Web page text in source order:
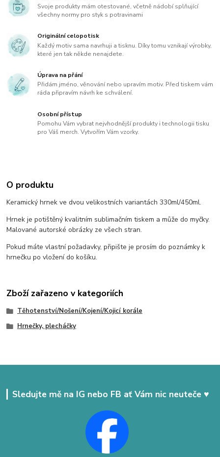
Svoje produkty mám otestované, včetně nádobí splňující
všechny normy pro styk s potravinami
Originální celopotisk
Každý motiv sama navrhuji a tisknu. Díky tomu vznikají výrobky,
které jen tak někde nenajdete.
Úprava na přání
Přidám jméno, věnování nebo upravím motiv. Před tiskem vám
ráda připravím návrh ke schválení.
Osobní přístup
Pomohu Vám vybrat nejvhodnější produkty i technologii tisku
pro Váš merch. Vytvořím Vám vzorky.
O produktu
Keramický hrnek ve dvou velikostních variantách 330ml/450ml.
Hrnek je potištěný kvalitním sublimačním tiskem a může do myčky.
Malované autorské obrázky ze všech stran.
Pokud máte vlastní požadavky, připište je prosím do poznámky k
hrnečku po vložení do košíku.
Zboží zařazeno v kategoriích
Těhotenství/Nošení/Kojení/Kojicí korále
Hrnečky, plecháčky
Sledujte mě na IG nebo FB ať Vám nic neuteče ♥